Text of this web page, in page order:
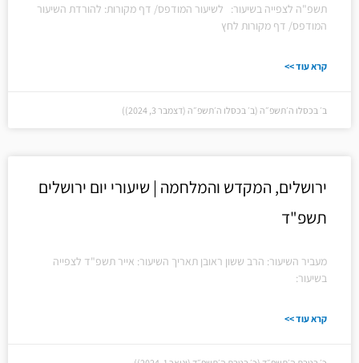
תשפ"ה לצפייה בשיעור: לשיעור המודפס/ דף מקורות: להורדת השיעור
המודפס/ דף מקורות לחץ
קרא עוד >>
ב׳ בכסלו ה׳תשפ״ה (ב׳ בכסלו ה׳תשפ״ה (דצמבר 3, 2024))
ירושלים, המקדש והמלחמה | שיעורי יום ירושלים
תשפ"ד
מעביר השיעור: הרב ששון ראובן תאריך השיעור: אייר תשפ"ד לצפייה
בשיעור:
קרא עוד >>